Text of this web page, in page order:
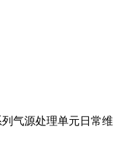
气源处理单元日常维